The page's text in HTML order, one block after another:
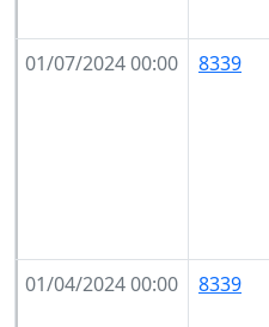
01/07/2024 00:00
8339
01/04/2024 00:00
8339